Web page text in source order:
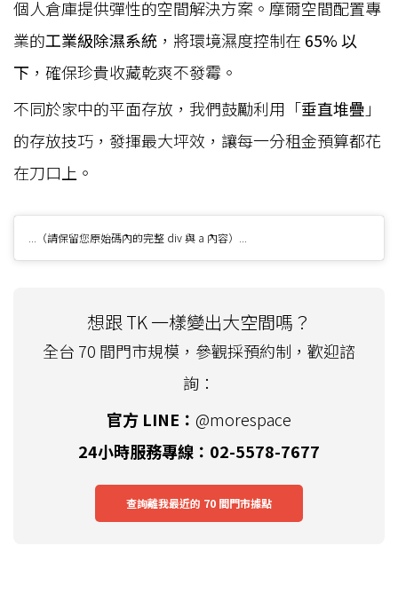
個人倉庫提供彈性的空間解決方案。摩爾空間配置專
業的工業級除濕系統 ，將環境濕度控制在 65% 以
下 ，確保珍貴收藏乾爽不發霉。
不同於家中的平面存放，我們鼓勵利用「垂直堆疊 」
的存放技巧，發揮最大坪效，讓每一分租金預算都花
在刀口上。
...（請保留您原始碼內的完整 div 與 a 內容）...
想跟 TK 一樣變出大空間嗎？
全台 70 間門市規模，參觀採預約制，歡迎諮
詢：
官方 LINE： @morespace
24小時服務專線：02-5578-7677
查詢離我最近的 70 間門市據點